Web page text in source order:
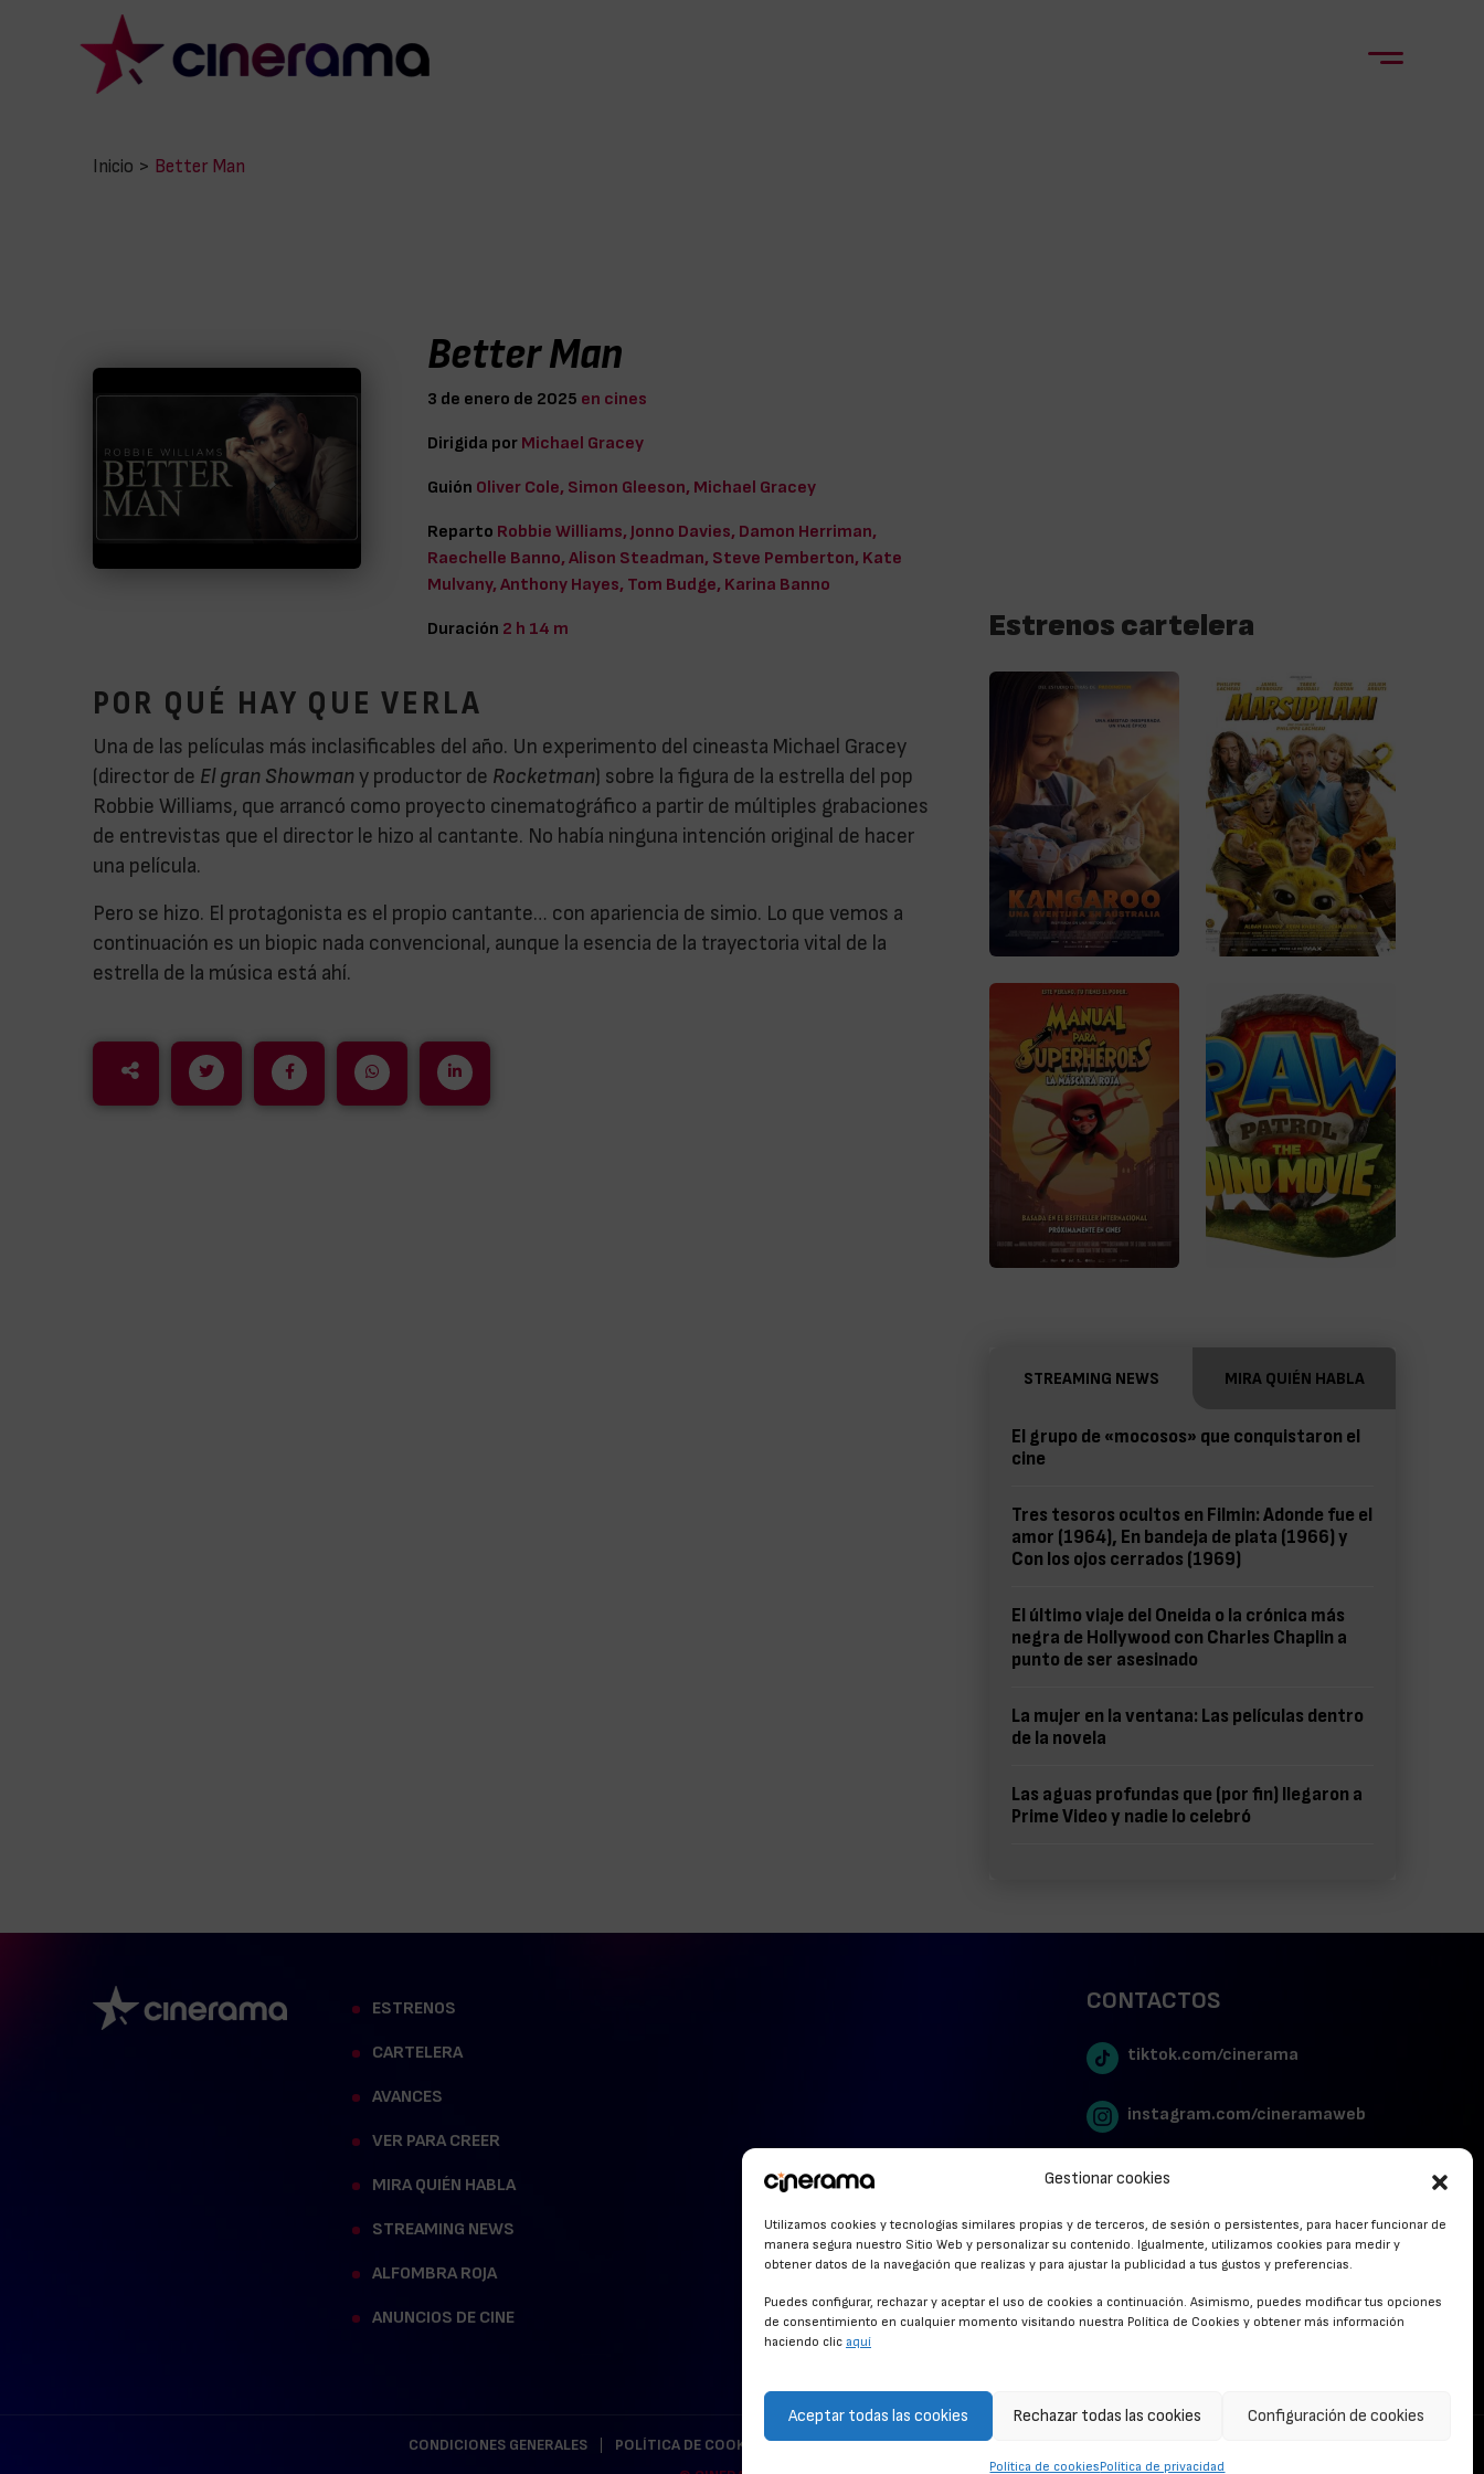
Gestionar cookies
Utilizamos cookies y tecnologías similares propias y de terceros, de sesión o persistentes, para hacer funcionar de
manera segura nuestro Sitio Web y personalizar su contenido. Igualmente, utilizamos cookies para medir y
obtener datos de la navegación que realizas y para ajustar la publicidad a tus gustos y preferencias.
Puedes configurar, rechazar y aceptar el uso de cookies a continuación. Asimismo, puedes modificar tus opciones
de consentimiento en cualquier momento visitando nuestra Política de Cookies y obtener más información
haciendo clic aquí
Aceptar todas las cookies Rechazar todas las cookies Configuración de cookies
Política de cookiesPolítica de privacidad
Inicio > Better Man
Better Man
3 de enero de 2025 en cines
Dirigida por Michael Gracey
Guión Oliver Cole, Simon Gleeson, Michael Gracey
Reparto Robbie Williams, Jonno Davies, Damon Herriman,
Raechelle Banno, Alison Steadman, Steve Pemberton, Kate
Mulvany, Anthony Hayes, Tom Budge, Karina Banno
Duración 2 h 14 m
POR QUÉ HAY QUE VERLA
Una de las películas más inclasificables del año. Un experimento del cineasta Michael Gracey
(director de El gran Showman y productor de Rocketman) sobre la figura de la estrella del pop
Robbie Williams, que arrancó como proyecto cinematográfico a partir de múltiples grabaciones
de entrevistas que el director le hizo al cantante. No había ninguna intención original de hacer
una película.
Pero se hizo. El protagonista es el propio cantante… con apariencia de simio. Lo que vemos a
continuación es un biopic nada convencional, aunque la esencia de la trayectoria vital de la
estrella de la música está ahí.
Estrenos cartelera
STREAMING NEWS MIRA QUIÉN HABLA
El grupo de «mocosos» que conquistaron el
cine
Tres tesoros ocultos en Filmin: Adonde fue el
amor (1964), En bandeja de plata (1966) y
Con los ojos cerrados (1969)
El último viaje del Oneida o la crónica más
negra de Hollywood con Charles Chaplin a
punto de ser asesinado
La mujer en la ventana: Las películas dentro
de la novela
Las aguas profundas que (por fin) llegaron a
Prime Video y nadie lo celebró
ESTRENOS
CARTELERA
AVANCES
VER PARA CREER
MIRA QUIÉN HABLA
STREAMING NEWS
ALFOMBRA ROJA
ANUNCIOS DE CINE
CONTACTOS
tiktok.com/cinerama
instagram.com/cineramaweb
twitter.com/cinerames
Youtube Canal Cinerama
CONDICIONES GENERALES POLÍTICA DE COOKIES POLÍTICA DE PRIVACIDAD